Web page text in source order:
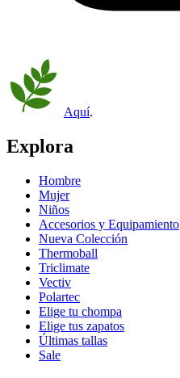
Aquí.
Explora
Hombre
Mujer
Niños
Accesorios y Equipamiento
Nueva Colección
Thermoball
Triclimate
Vectiv
Polartec
Elige tu chompa
Elige tus zapatos
Últimas tallas
Sale